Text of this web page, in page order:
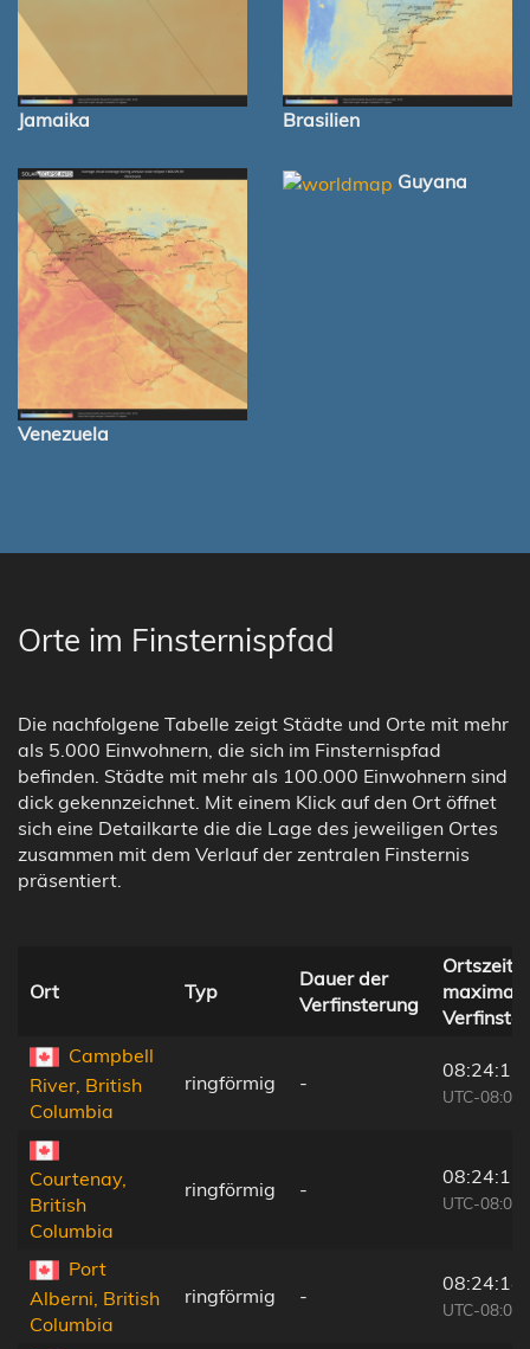
Jamaika Brasilien
Venezuela
Guyana
Orte im Finsternispfad
Die nachfolgene Tabelle zeigt Städte und Orte mit mehr
als 5.000 Einwohnern, die sich im Finsternispfad
befinden. Städte mit mehr als 100.000 Einwohnern sind
dick gekennzeichnet. Mit einem Klick auf den Ort öffnet
sich eine Detailkarte die die Lage des jeweiligen Ortes
zusammen mit dem Verlauf der zentralen Finsternis
präsentiert.
Ort Typ
Dauer der
Verfinsterung
Ortszeit
Campbell
River, British
Columbia
ringförmig -
08:24:11
UTC-08:00
Courtenay,
British
Columbia
ringförmig -
08:24:15
UTC-08:00
Port
Alberni, British
Columbia
ringförmig -
08:24:14
UTC-08:00